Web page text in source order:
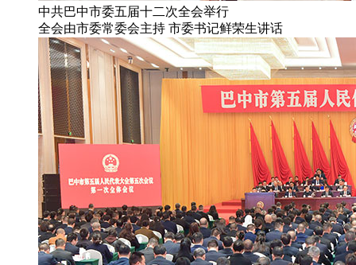
中共巴中市委五届十二次全会举行
全会由市委常委会主持 市委书记鲜荣生讲话